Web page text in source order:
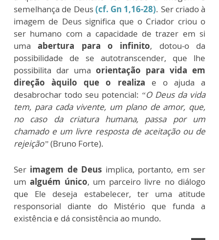
semelhança de Deus(cf. Gn 1,16-28). Ser criado à
imagem de Deus significa que o Criador criou o
ser humano com a capacidade de trazer em si
umaabertura para o infinito, dotou-o da
possibilidade de se autotranscender, que lhe
possibilita dar uma orientação para vida em
direção àquilo que o realiza e o ajuda a
desabrochar todo seu potencial: “O Deus da vida
tem, para cada vivente, um plano de amor, que,
no caso da criatura humana, passa por um
chamado e um livre resposta de aceitação ou de
rejeição”(Bruno Forte).
Ser imagem de Deus implica, portanto, em ser
umalguém único, um parceiro livre no diálogo
que Ele deseja estabelecer, ter uma atitude
responsorial diante do Mistério que funda a
existência e dá consistência ao mundo.